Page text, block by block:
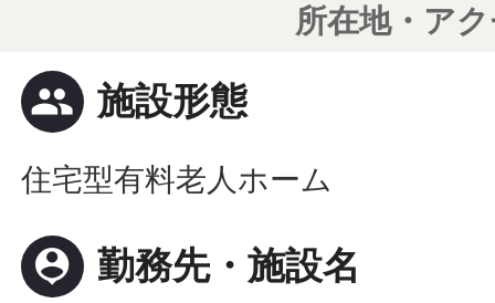
所在地・ア
people 施設形態
住宅型有料老人ホーム
person_pin 勤務先・施設名